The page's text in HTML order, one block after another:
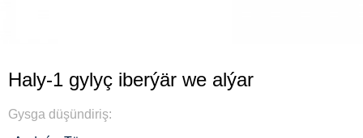
Haly-1 gylyç iberýär we alýar
Gysga düşündiriş: